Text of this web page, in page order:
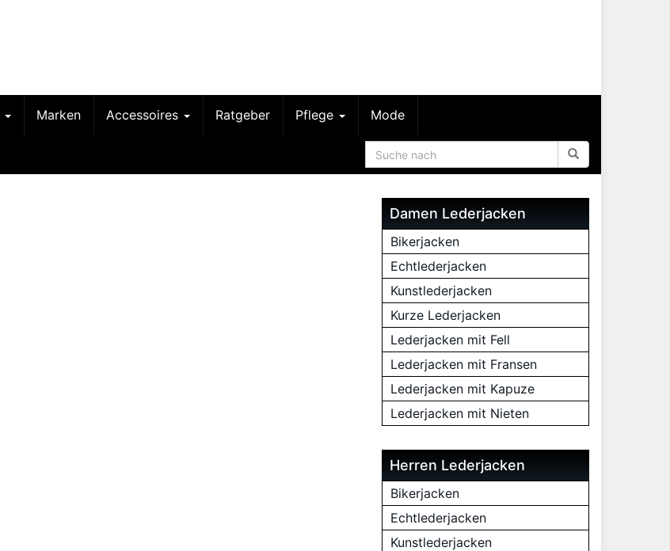
Marken Accessoires Ratgeber Pflege Mode
Damen Lederjacken
Bikerjacken
Echtlederjacken
Kunstlederjacken
Kurze Lederjacken
Lederjacken mit Fell
Lederjacken mit Fransen
Lederjacken mit Kapuze
Lederjacken mit Nieten
Herren Lederjacken
Bikerjacken
Echtlederjacken
Kunstlederjacken